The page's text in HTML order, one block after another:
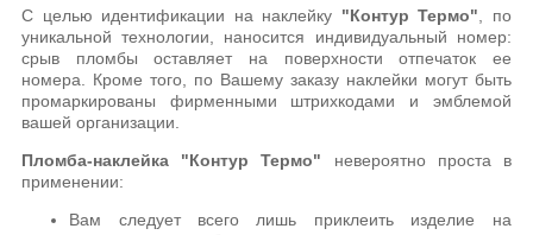
С целью идентификации на наклейку "Контур Термо" , по
уникальной технологии, наносится индивидуальный номер:
срыв пломбы оставляет на поверхности отпечаток ее
номера. Кроме того, по Вашему заказу наклейки могут быть
промаркированы фирменными штрихкодами и эмблемой
вашей организации.
Пломба-наклейка "Контур Термо" невероятно проста в
применении:
Вам следует всего лишь приклеить изделие на